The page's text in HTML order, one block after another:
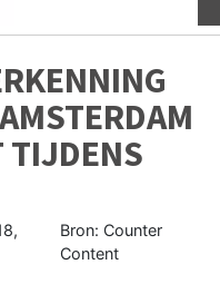
TIJDENS
Bron: Counter
Content